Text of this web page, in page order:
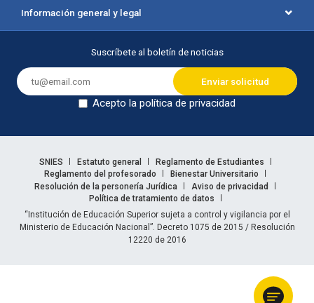
Información general y legal
Suscríbete al boletín de noticias
Acepto la política de privacidad
Enlaces legales
SNIES Estatuto general
Reglamento de Estudiantes
Reglamento del profesorado
Bienestar Universitario
Resolución de la personería Jurídica
Aviso de privacidad
Política de tratamiento de datos
Información legal
“Institución de Educación Superior sujeta a control y vigilancia por el
Ministerio de Educación Nacional”. Decreto 1075 de 2015 / Resolución
12220 de 2016